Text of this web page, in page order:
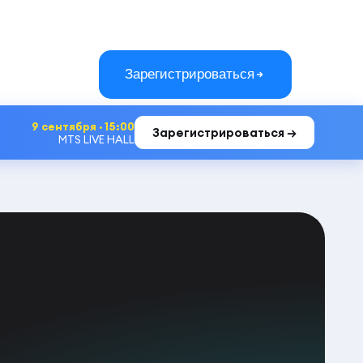
Зарегистрироваться
9 сентября · 15:00
MTS LIVE HALL
Зарегистрироваться →